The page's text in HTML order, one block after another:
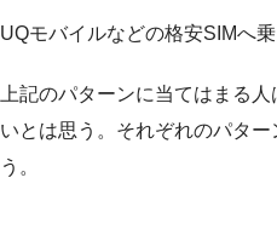
UQモバイルなどの格安SIMへ
上記のパターンに当てはまる
いとは思う。それぞれのパタ
う。